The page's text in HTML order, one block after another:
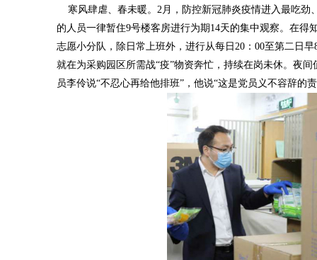
寒风肆虐、春未暖。2月，防控新冠肺炎疫情进入最吃劲
的人员一律暂住9号楼客房进行为期14天的集中观察。在
志愿小分队，除日常上班外，进行从每日20：00至第二日
就在为采购园区所需战“疫”物资奔忙，持续在岗未休。夜
员李伶说“不忍心再给他排班”，他说“这是党员义不容辞的